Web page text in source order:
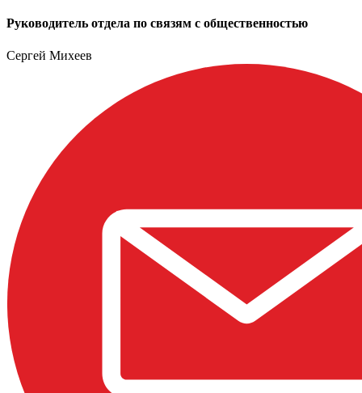
Руководитель отдела по связям с общественностью
Сергей Михеев